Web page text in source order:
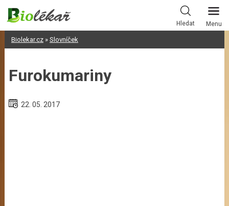
Skip
content
Hledat Menu
Biolekar.cz» Slovníček
Furokumariny
22. 05. 2017